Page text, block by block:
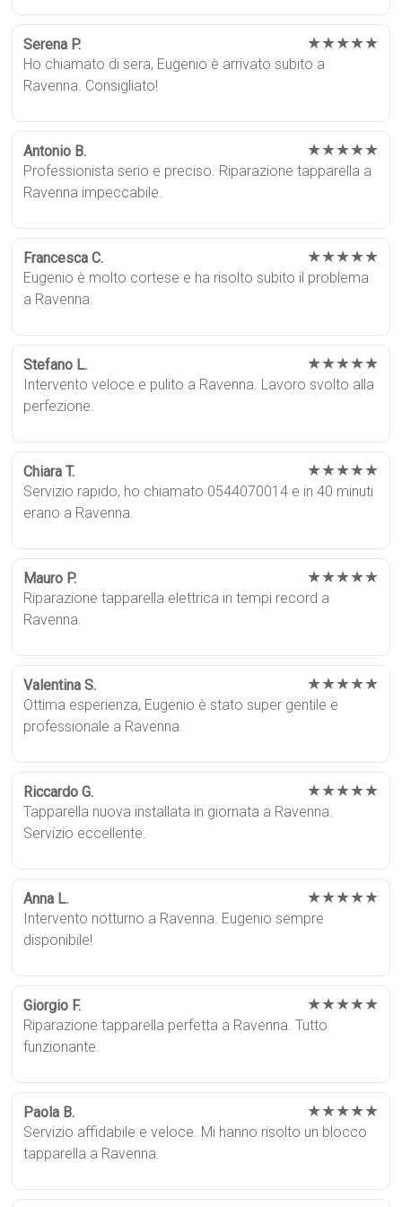
Serena P. ★★★★★
Ho chiamato di sera, Eugenio è arrivato subito a
Ravenna. Consigliato!
Antonio B. ★★★★★
Professionista serio e preciso. Riparazione tapparella a
Ravenna impeccabile.
Francesca C. ★★★★★
Eugenio è molto cortese e ha risolto subito il problema
a Ravenna.
Stefano L. ★★★★★
Intervento veloce e pulito a Ravenna. Lavoro svolto alla
perfezione.
Chiara T. ★★★★★
Servizio rapido, ho chiamato 0544070014 e in 40 minuti
erano a Ravenna.
Mauro P. ★★★★★
Riparazione tapparella elettrica in tempi record a
Ravenna.
Valentina S. ★★★★★
Ottima esperienza, Eugenio è stato super gentile e
professionale a Ravenna.
Riccardo G. ★★★★★
Tapparella nuova installata in giornata a Ravenna.
Servizio eccellente.
Anna L. ★★★★★
Intervento notturno a Ravenna. Eugenio sempre
disponibile!
Giorgio F. ★★★★★
Riparazione tapparella perfetta a Ravenna. Tutto
funzionante.
Paola B. ★★★★★
Servizio affidabile e veloce. Mi hanno risolto un blocco
tapparella a Ravenna.